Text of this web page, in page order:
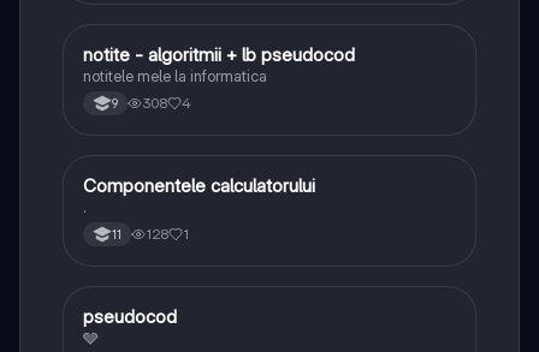
Informatică și TIC
notite - algoritmii + lb pseudocod
notitele mele la informatica
9 308 4
Informatică și TIC
Componentele calculatorului
.
11 128 1
Informatică și TIC
pseudocod
🩶